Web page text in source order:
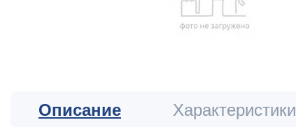
Описание Характеристики